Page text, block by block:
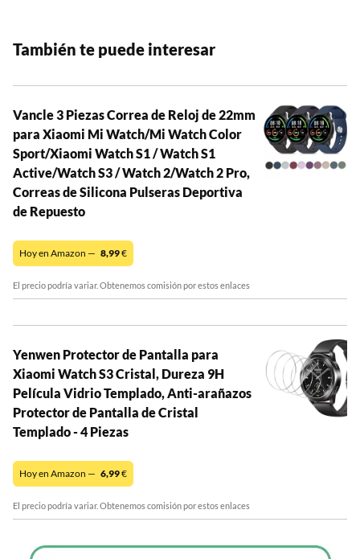
También te puede interesar
Vancle 3 Piezas Correa de Reloj de 22mm
para Xiaomi Mi Watch/Mi Watch Color
Sport/Xiaomi Watch S1 / Watch S1
Active/Watch S3 / Watch 2/Watch 2 Pro,
Correas de Silicona Pulseras Deportiva
de Repuesto
Hoy en Amazon — 8,99€
El precio podría variar. Obtenemos comisión por estos enlaces
Yenwen Protector de Pantalla para
Xiaomi Watch S3 Cristal, Dureza 9H
Película Vidrio Templado, Anti-arañazos
Protector de Pantalla de Cristal
Templado - 4 Piezas
Hoy en Amazon — 6,99€
El precio podría variar. Obtenemos comisión por estos enlaces